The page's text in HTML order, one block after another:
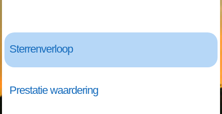
Sterrenverloop
Prestatie waardering